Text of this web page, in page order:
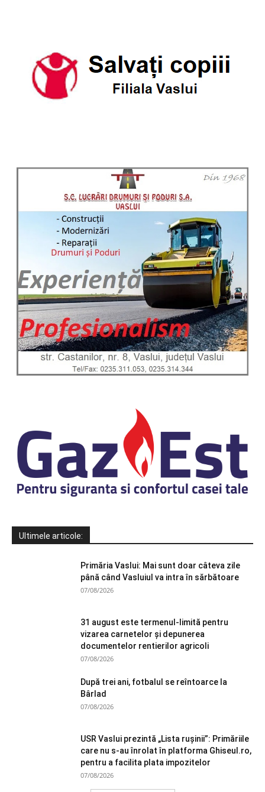
Ultimele articole:
Primăria Vaslui: Mai sunt doar câteva zile
până când Vasluiul va intra în sărbătoare
07/08/2026
31 august este termenul-limită pentru
vizarea carnetelor și depunerea
documentelor rentierilor agricoli
07/08/2026
După trei ani, fotbalul se reîntoarce la
Bârlad
07/08/2026
USR Vaslui prezintă „Lista rușinii”: Primăriile
care nu s-au înrolat în platforma Ghiseul.ro,
pentru a facilita plata impozitelor
07/08/2026